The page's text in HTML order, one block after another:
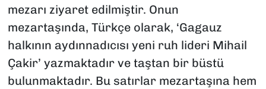
mezarı ziyaret edilmiştir. Onun
mezartaşında, Türkçe olarak, ‘Gagauz
halkının aydınnadıcısı yeni ruh lideri Mihail
Çakir’ yazmaktadır ve taştan bir büstü
bulunmaktadır. Bu satırlar mezartaşına hem